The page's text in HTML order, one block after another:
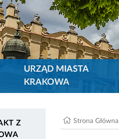
URZĄD MIASTA
KRAKOWA
Z
Strona Główna